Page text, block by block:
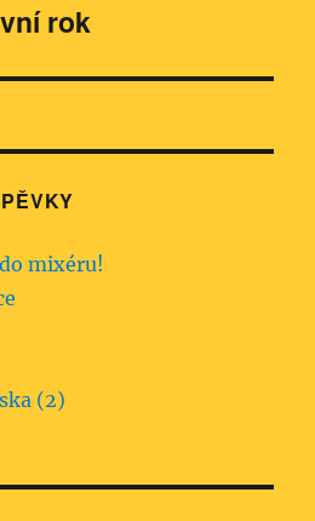
rok
mixéru!
(2)